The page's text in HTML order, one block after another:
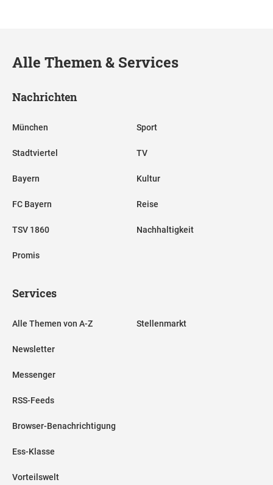
Alle Themen & Services
Nachrichten
München
Stadtviertel
Bayern
FC Bayern
TSV 1860
Promis
Sport
TV
Kultur
Reise
Nachhaltigkeit
Services
Alle Themen von A-Z
Newsletter
Messenger
RSS-Feeds
Browser-Benachrichtigung
Ess-Klasse
Vorteilswelt
Stellenmarkt